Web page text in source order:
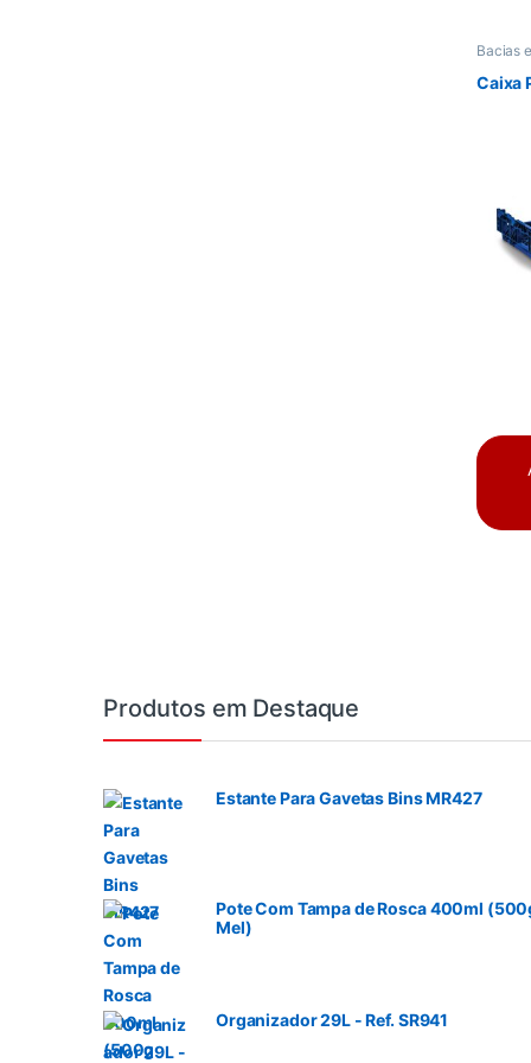
Bacias
Caixa
Produtos em Destaque
Estante Para Gavetas Bins MR427
Pote Com Tampa de Rosca 400ml
Mel)
Organizador 29L - Ref. SR941